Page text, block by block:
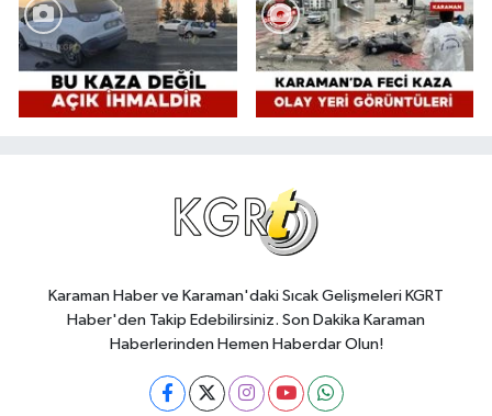
Karaman Haber ve Karaman'daki Sıcak Gelişmeleri KGRT
Haber'den Takip Edebilirsiniz. Son Dakika Karaman
Haberlerinden Hemen Haberdar Olun!